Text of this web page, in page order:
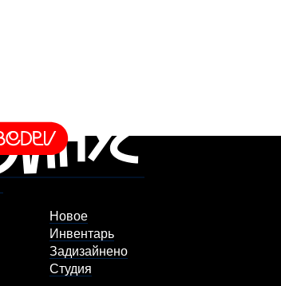
Новое
Инвентарь
Задизайнено
Студия